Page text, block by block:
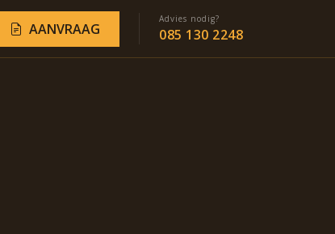
AANVRAAG
Advies nodig?
085 130 2248